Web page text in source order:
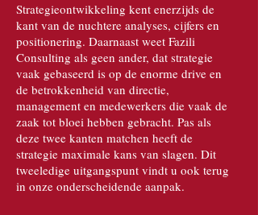
Strategieontwikkeling kent enerzijds de
kant van de nuchtere analyses, cijfers en
positionering. Daarnaast weet Fazili
Consulting als geen ander, dat strategie
vaak gebaseerd is op de enorme drive en
de betrokkenheid van directie,
management en medewerkers die vaak de
zaak tot bloei hebben gebracht. Pas als
deze twee kanten matchen heeft de
strategie maximale kans van slagen. Dit
tweeledige uitgangspunt vindt u ook terug
in onze onderscheidende aanpak.